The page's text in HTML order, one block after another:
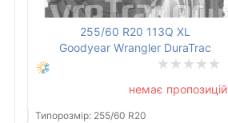
255/60 R20 113Q XL
Goodyear Wrangler DuraTrac
немає пропозицій
Типорозмір: 255/60 R20